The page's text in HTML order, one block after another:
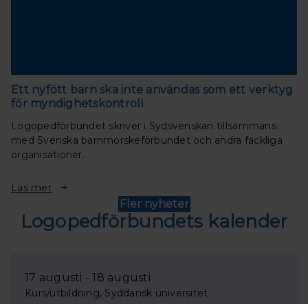
Ett nyfött barn ska inte användas som ett verktyg
för myndighetskontroll
Logopedförbundet skriver i Sydsvenskan tillsammans
med Svenska barnmorskeförbundet och andra fackliga
organisationer.
Läs mer
Fler nyheter
Logopedförbundets kalender
17 augusti - 18 augusti
Kurs/utbildning, Syddansk universitet